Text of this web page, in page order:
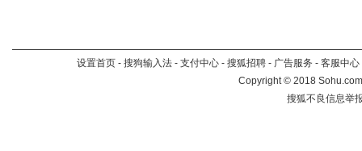
设置首页 - 搜狗输入法 - 支付中心 - 搜狐招聘 - 广告服务 - 客服中心
Copyright©2018
搜狐不良信息举